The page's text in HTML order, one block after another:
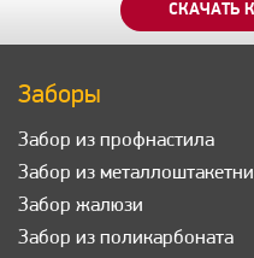
СКАЧАТЬ
Заборы
Забор из профнастила
Забор из
Забор жалюзи
Забор из поликарбоната